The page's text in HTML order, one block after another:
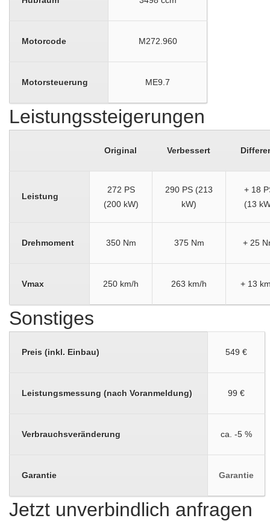
Motorcode M272.960
Motorsteuerung ME9.7
Leistungssteigerungen
Original Verbessert
Leistung
272 PS
(200 kW)
290 PS (213
kW)
+ 18
(13
Drehmoment 350 Nm 375 Nm + 25
Vmax 250 km/h 263 km/h + 13
Sonstiges
Preis (inkl. Einbau) 549 €
Leistungsmessung (nach Voranmeldung) 99 €
Verbrauchsveränderung ca. -5 %
Garantie Garantie
Jetzt unverbindlich anfragen